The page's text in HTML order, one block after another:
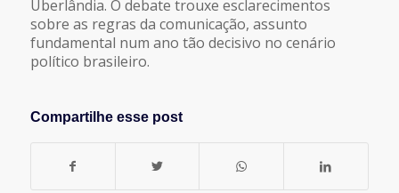
Uberlândia. O debate trouxe esclarecimentos
sobre as regras da comunicação, assunto
fundamental num ano tão decisivo no cenário
político brasileiro.
Compartilhe esse post